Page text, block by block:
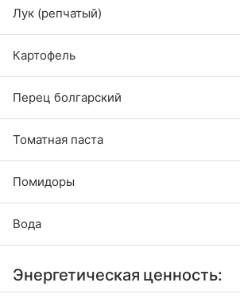
Лук (репчатый)
Картофель
Перец болгарский
Томатная паста
Помидоры
Вода
Энергетическая ценность: